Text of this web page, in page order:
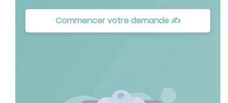
Commencer votre demande ✍